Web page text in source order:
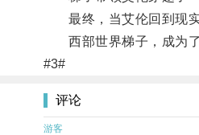
最终，当艾伦回到现实
西部世界梯子，成为了
#3#
评论
游客